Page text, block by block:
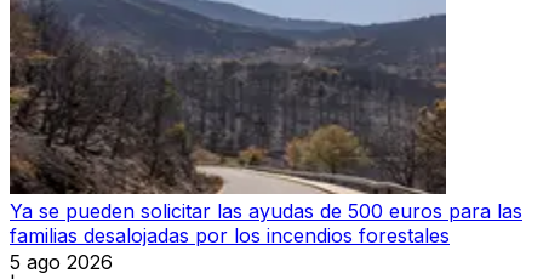
Ya se pueden solicitar las ayudas de 500 euros para las
familias desalojadas por los incendios forestales
5 ago 2026